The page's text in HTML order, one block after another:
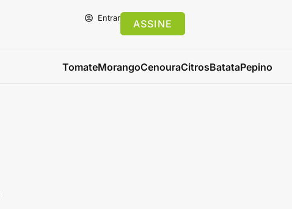
Entrar ASSINE
TomateMorangoCenouraCitrosBatataPepino